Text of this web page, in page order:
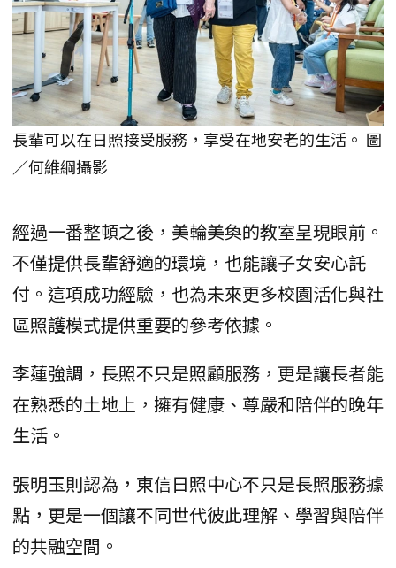
長輩可以在日照接受服務，享受在地安老的生活。 圖
／何維綱攝影
經過一番整頓之後，美輪美奐的教室呈現眼前。
不僅提供長輩舒適的環境，也能讓子女安心託
付。這項成功經驗，也為未來更多校園活化與社
區照護模式提供重要的參考依據。
李蓮強調，長照不只是照顧服務，更是讓長者能
在熟悉的土地上，擁有健康、尊嚴和陪伴的晚年
生活。
張明玉則認為，東信日照中心不只是長照服務據
點，更是一個讓不同世代彼此理解、學習與陪伴
的共融空間。